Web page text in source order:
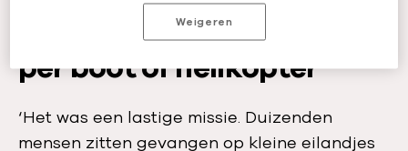
Mensen alleen bereikbaar
per boot of helikopter
‘Het was een lastige missie. Duizenden
mensen zitten gevangen op kleine eilandjes
Weigeren